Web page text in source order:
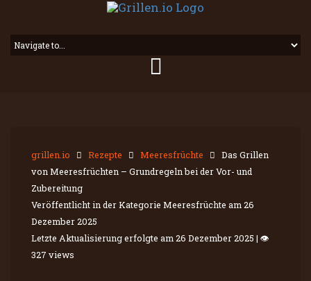
grillen.io Rezepte Meeresfrüchte
Das Grillen
von Meeresfrüchten – Grundregeln bei der Vor- und
Zubereitung
Veröffentlicht in der Kategorie Meeresfrüchte am 26
Dezember 2025
Letzte Aktualisierung erfolgte am 26 Dezember 2025 | 👁
327 views